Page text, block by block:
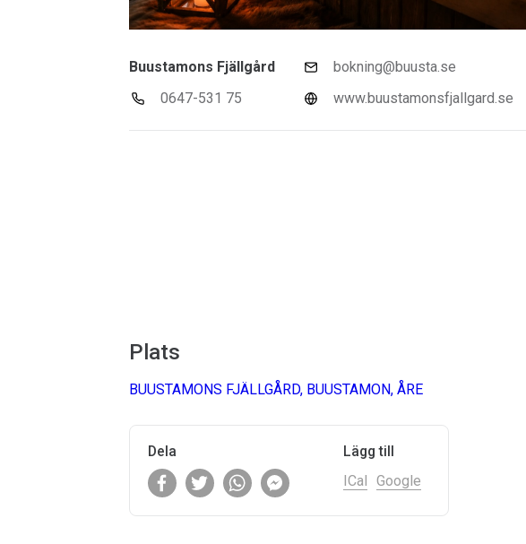
Buustamons Fjällgård
0647-531 75
bokning@buusta.se
www.buustamonsfjallgard.se
Plats
BUUSTAMONS FJÄLLGÅRD, BUUSTAMON, ÅRE
Dela
Lägg till
ICal Google